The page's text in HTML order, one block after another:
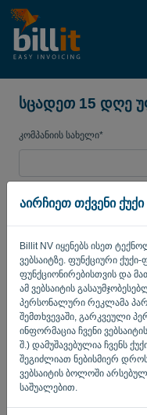
აირჩიეთ თქვენი ქუქი
Billit NV იყენებს ისეთ
ვებსაიტზე. ფუნქციური
ფუნქციონირებისთვის და
ამ ვებსაიტის
პერსონალური რეკლამა
შემთხვევაში, გარკვეული
ინფორმაცია ჩვენი
შ.) დამუშავებულია ჩვენს
შეგიძლიათ ნებისმიერ
ვებსაიტის ბოლოში
საშუალებით.
სცადეთ 15 დღე
კომპანიის სახელი*
პაროლი
ქვეყანა
დიახ, შეგეძლებათ
შეტყობინებები..
დიახ, შეგიძლიათ